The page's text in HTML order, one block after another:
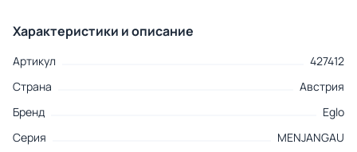
Характеристики и описание
Артикул
427412
Страна
Австрия
Бренд
Eglo
Серия
MENJANGAU